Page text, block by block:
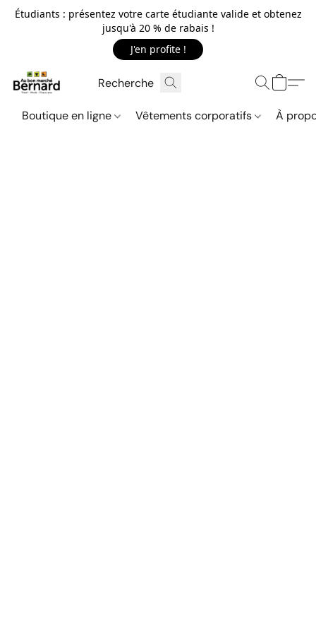
Étudiants : présentez votre carte étudiante valide et obtenez
jusqu'à 20 % de rabais !
J'en profite !
Boutique en ligne Vêtements corporatifs À